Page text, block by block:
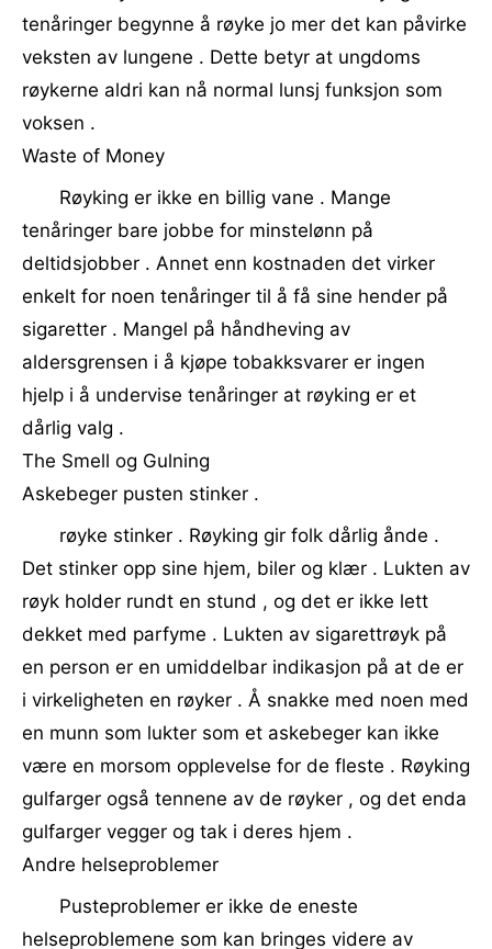
tenåringer begynne å røyke jo mer det kan påvirke
veksten av lungene . Dette betyr at ungdoms
røykerne aldri kan nå normal lunsj funksjon som
voksen .
Waste of Money
Røyking er ikke en billig vane . Mange
tenåringer bare jobbe for minstelønn på
deltidsjobber . Annet enn kostnaden det virker
enkelt for noen tenåringer til å få sine hender på
sigaretter . Mangel på håndheving av
aldersgrensen i å kjøpe tobakksvarer er ingen
hjelp i å undervise tenåringer at røyking er et
dårlig valg .
The Smell og Gulning
Askebeger pusten stinker .
røyke stinker . Røyking gir folk dårlig ånde .
Det stinker opp sine hjem, biler og klær . Lukten av
røyk holder rundt en stund , og det er ikke lett
dekket med parfyme . Lukten av sigarettrøyk på
en person er en umiddelbar indikasjon på at de er
i virkeligheten en røyker . Å snakke med noen med
en munn som lukter som et askebeger kan ikke
være en morsom opplevelse for de fleste . Røyking
gulfarger også tennene av de røyker , og det enda
gulfarger vegger og tak i deres hjem .
Andre helseproblemer
Pusteproblemer er ikke de eneste
helseproblemene som kan bringes videre av